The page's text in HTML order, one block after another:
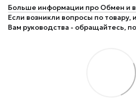
Больше информации про Обмен и
Если возникли вопросы по
Вам руководства - обращайтесь,